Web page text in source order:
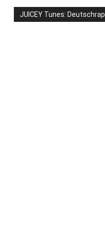
JUICEY Tunes: Deutschrap